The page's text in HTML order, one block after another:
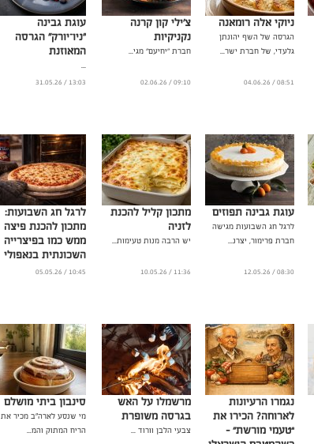
ניוקי אלה רומאנה
הגרסה של השף יהונתן
גלעדי, של חברת ישר...
08:51 / 04.06.26
צ'ילי קון קרנה
נקניקיות
חברת "יחיעם" מגי...
09:10 / 02.06.26
עוגת גבינה
"ניו־יורק" הגרסה
המאוזנת
...
13:03 / 31.05.26
עוגת גבינה תפוזים
לרגל חג השבועות מגישה
חברת פרימור, יצרנ...
08:30 / 12.05.26
מתכון קליל להכנת
לזניה
יש הרבה מנות טעימות...
11:36 / 10.05.26
לרגל חג השבועות:
מתכון להכנת פיצה
ממש כמו בפיצרייה
השכונתית בנאפולי
שבאיטליה
10:45 / 05.05.26
נגמרו הרעיונות
לארוחה? הכירו את
“טעמי מורשת” –
מרשמלו על האש
בגרסה משופרת
צבעי הלבן וורוד ...
סינבון ביתי מושלם
מי שנסע לארה״ב מכיר את
הריח המתוק והמ...